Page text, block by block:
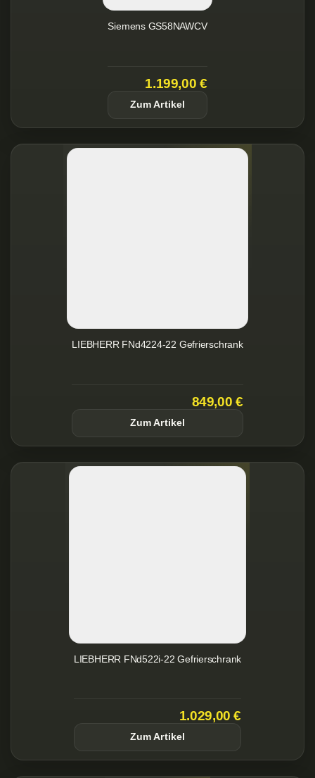
Siemens GS58NAWCV
1.199,00 €
Zum Artikel
LIEBHERR FNd4224-22 Gefrierschrank
849,00 €
Zum Artikel
LIEBHERR FNd522i-22 Gefrierschrank
1.029,00 €
Zum Artikel